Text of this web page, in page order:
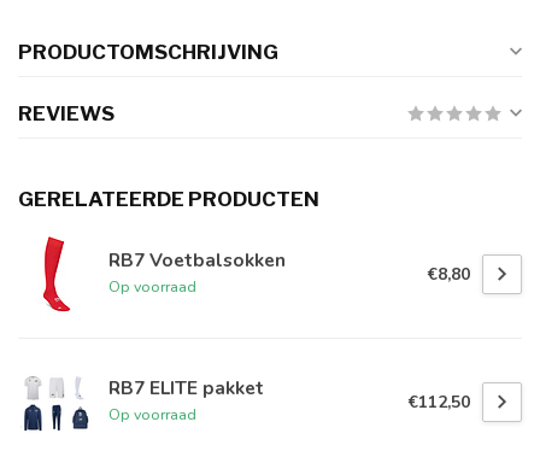
PRODUCTOMSCHRIJVING
REVIEWS
GERELATEERDE PRODUCTEN
RB7 Voetbalsokken
Op voorraad
€8,80
RB7 ELITE pakket
Op voorraad
€112,50